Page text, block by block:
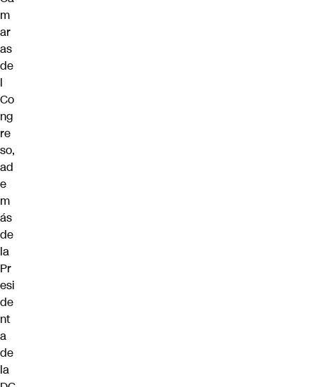
m
ar
as
de
l
Co
ng
re
so,
ad
e
m
ás
de
la
Pr
esi
de
nt
a
de
la